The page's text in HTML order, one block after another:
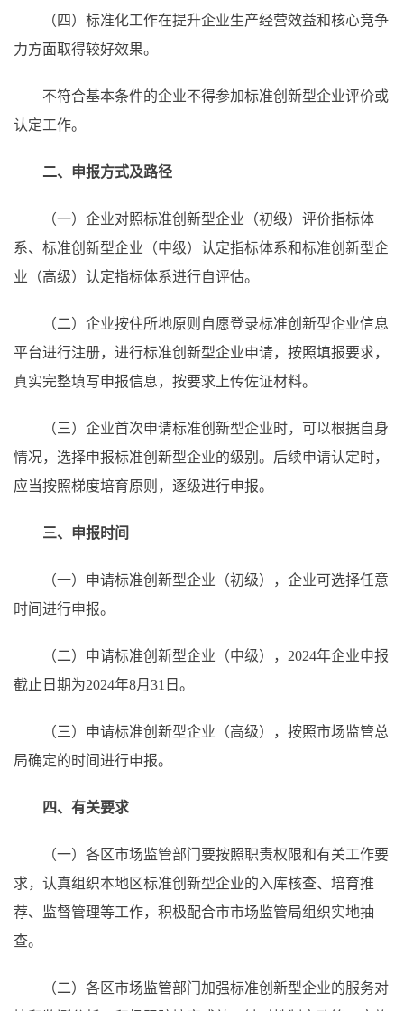
（四）标准化工作在提升企业生产经营效益和核心竞争
力方面取得较好效果。
不符合基本条件的企业不得参加标准创新型企业评价或
认定工作。
二、申报方式及路径
（一）企业对照标准创新型企业（初级）评价指标体
系、标准创新型企业（中级）认定指标体系和标准创新型企
业（高级）认定指标体系进行自评估。
（二）企业按住所地原则自愿登录标准创新型企业信息
平台进行注册，进行标准创新型企业申请，按照填报要求，
真实完整填写申报信息，按要求上传佐证材料。
（三）企业首次申请标准创新型企业时，可以根据自身
情况，选择申报标准创新型企业的级别。后续申请认定时，
应当按照梯度培育原则，逐级进行申报。
三、申报时间
（一）申请标准创新型企业（初级），企业可选择任意
时间进行申报。
（二）申请标准创新型企业（中级），2024年企业申报
截止日期为2024年8月31日。
（三）申请标准创新型企业（高级），按照市场监管总
局确定的时间进行申报。
四、有关要求
（一）各区市场监管部门要按照职责权限和有关工作要
求，认真组织本地区标准创新型企业的入库核查、培育推
荐、监督管理等工作，积极配合市市场监管局组织实地抽
查。
（二）各区市场监管部门加强标准创新型企业的服务对